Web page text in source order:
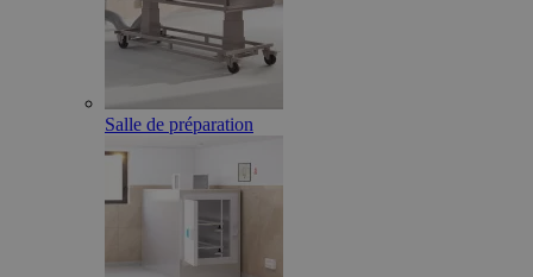
Salle de préparation